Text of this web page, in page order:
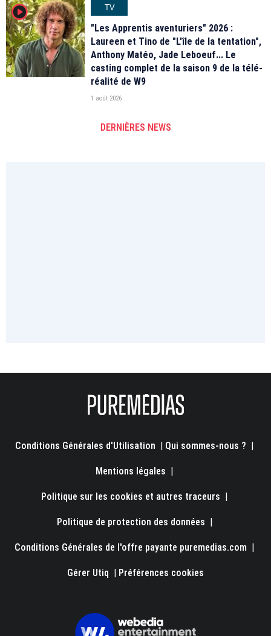
player2
TV
"Les Apprentis aventuriers" 2026 :
Laureen et Tino de "L'île de la tentation",
Anthony Matéo, Jade Leboeuf... Le
casting complet de la saison 9 de la télé-
réalité de W9
1 août 2026
DERNIÈRES NEWS
Conditions Générales d'Utilisation | Qui sommes-nous ? |
Mentions légales |
Politique sur les cookies et autres traceurs |
Politique de protection des données |
Conditions Générales de l'offre payante puremedias.com |
Gérer Utiq | Préférences cookies